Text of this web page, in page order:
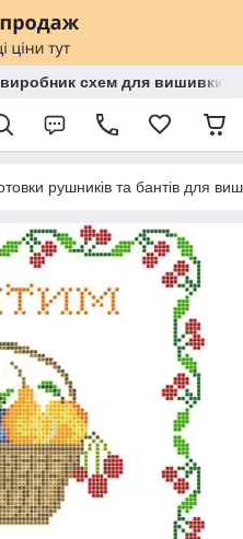
схем для вишивки
рушників та бантів для